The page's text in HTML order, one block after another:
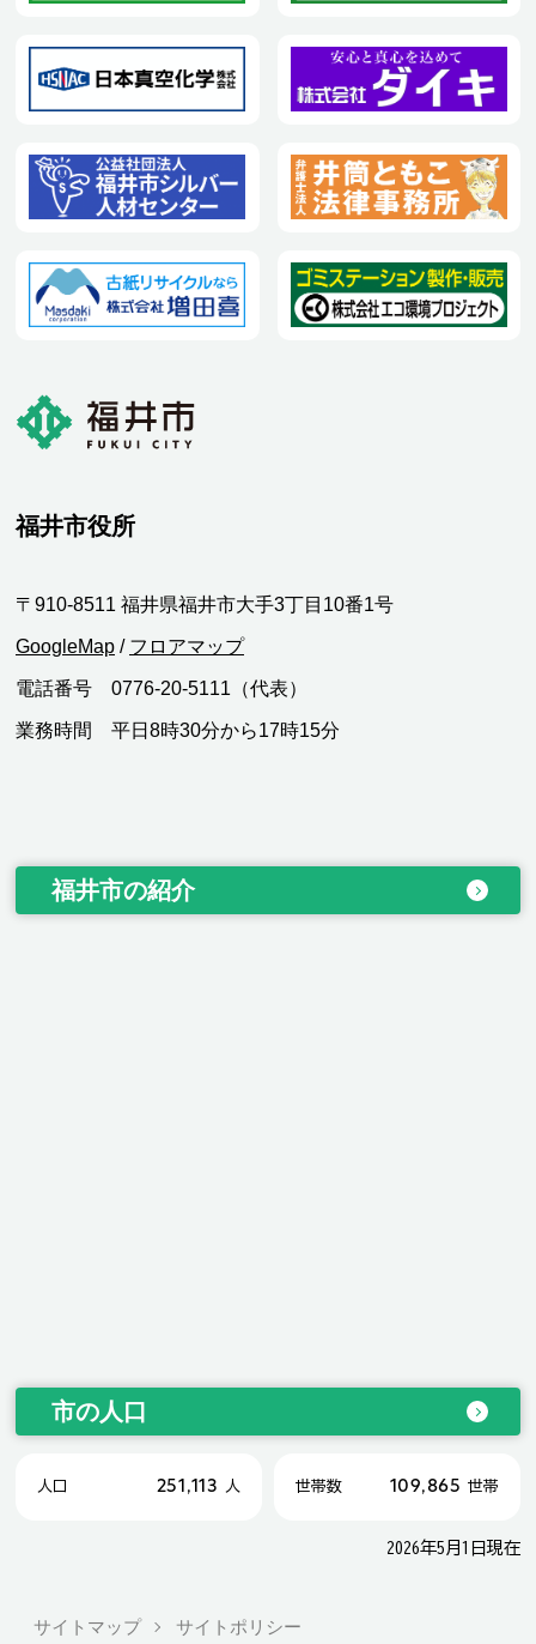
福井市役所
〒910-8511 福井県福井市大手3丁目10番1号
GoogleMap / フロアマップ
電話番号 0776-20-5111（代表）
業務時間 平日8時30分から17時15分
福井市の紹介
市の人口
人口 251,113 人 世帯数 109,865 世帯
2026年5月1日現在
サイトマップ サイトポリシー